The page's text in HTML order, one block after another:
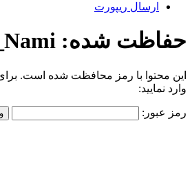
ارسال ریپورت
حفاظت شده: Coco_Nami
این محتوا با رمز محافظت شده است.
وارد نمایید:
رمز عبور: